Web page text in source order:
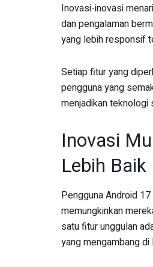
Inovasi-inovasi
dan pengalaman
yang lebih responsif
Setiap fitur yang
pengguna yang
menjadikan teknologi
Inovasi
Lebih Baik
Pengguna Android
memungkinkan
satu fitur unggulan
yang mengambang di